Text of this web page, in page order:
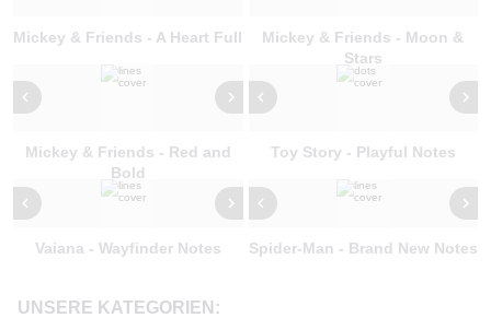
Mickey & Friends - A Heart Full
Mickey & Friends - Moon &
Stars
Mickey & Friends - Red and
Bold
Toy Story - Playful Notes
Vaiana - Wayfinder Notes Spider-Man - Brand New Notes
UNSERE KATEGORIEN: